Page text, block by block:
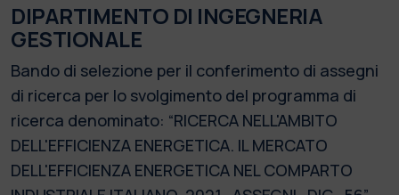
DIPARTIMENTO DI INGEGNERIA
GESTIONALE
Bando di selezione per il conferimento di assegni
di ricerca per lo svolgimento del programma di
ricerca denominato: “RICERCA NELL'AMBITO
DELL'EFFICIENZA ENERGETICA. IL MERCATO
DELL'EFFICIENZA ENERGETICA NEL COMPARTO